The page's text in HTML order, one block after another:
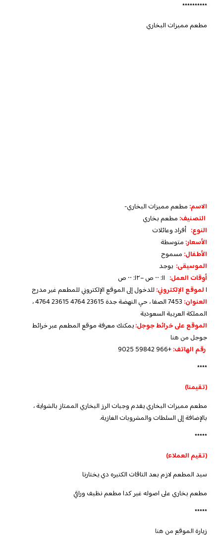
**********
مطعم مميزات البخاري
الاسم: مطعم مميزات البخاري-
التصنيف: مطعم بخاري
النوع: أفراد وعائلات
الأسعار: متوسطة
الأطفال: مسموح
الموسيقى: يوجد
أوقات العمل:
الموقع الإلكتروني: للدخول إلى الموقع الإلكتروني للمطعم غير مدرج
العنوان:
7453 الصفا ، حي النهضة جدة 23615 4764 23615 4764 ،
المملكة العربية السعودية
الموقع على خرائط جوجل:يمكنك معرفة موقع المطعم عبر خرائط
جوجل من هنا
رقم الهاتف:+966 59842 9025
****
(تقيمنا)
مطعم مميزات البخاري يقدم وجبات الرز البخاري الممتاز بالشواية ،
بالإضافة إلى السلطات والمشروبات الغازية.
*****
(تقيم العملاء)
سيد المطعم لازم بعد التاقات الكتيره دي يختارنا
مطعم بخاري على اصوله غير كدا مطعم نظيف وراقي
*****
زيارة الموقع من هنا